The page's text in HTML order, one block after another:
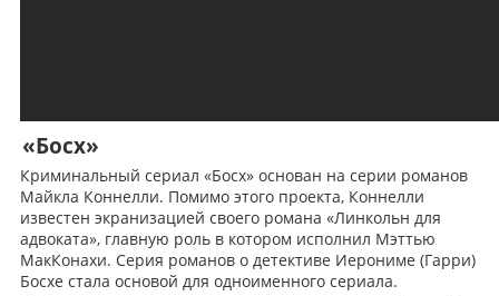
«Босх»
Криминальный сериал «Босх» основан на серии романов
Майкла Коннелли. Помимо этого проекта, Коннелли
известен экранизацией своего романа «Линкольн для
адвоката», главную роль в котором исполнил Мэттью
МакКонахи. Серия романов о детективе Иерониме (Гарри)
Босхе стала основой для одноименного сериала.